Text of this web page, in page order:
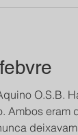
entre Dom
Ambos